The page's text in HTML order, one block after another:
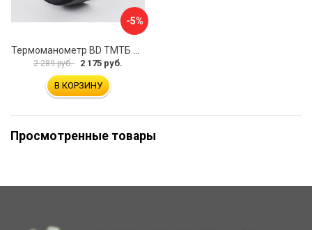
-5%
2 289 руб. 2 175 руб.
В КОРЗИНУ
Просмотренные товары